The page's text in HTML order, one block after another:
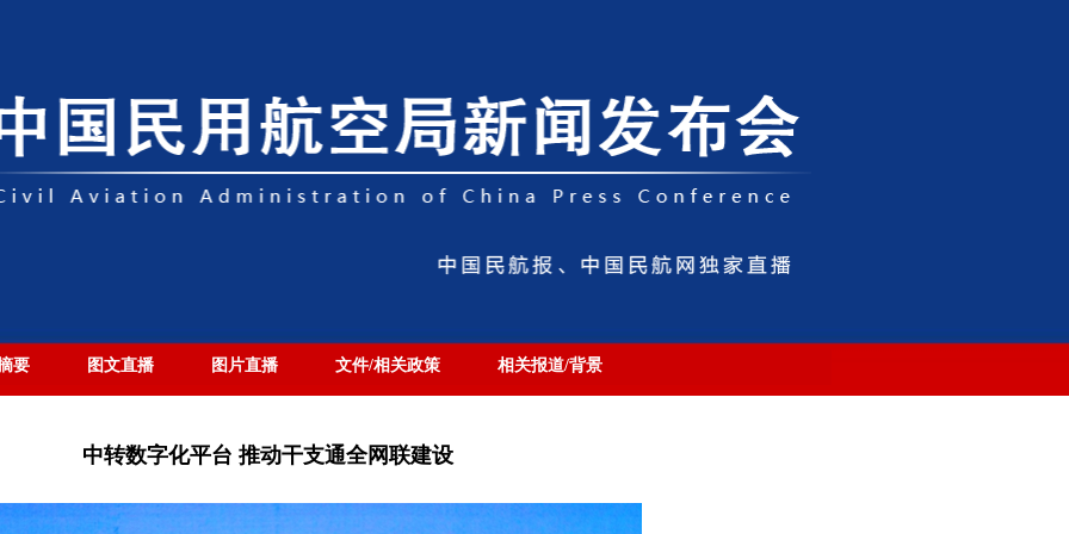
要 图文直播 图片直播 文件/相关政策 相关报道/背景
中转数字化平台 推动干支通全网联建设